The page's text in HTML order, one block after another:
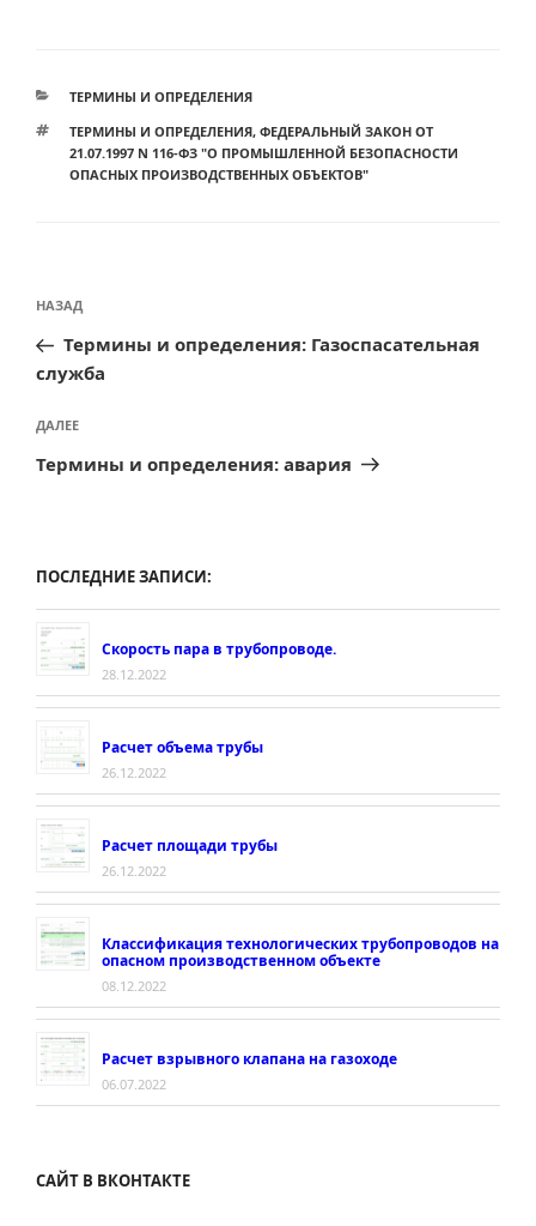
РУБРИКИ
ТЕРМИНЫ И ОПРЕДЕЛЕНИЯ
МЕТКИ
ТЕРМИНЫ И ОПРЕДЕЛЕНИЯ, ФЕДЕРАЛЬНЫЙ ЗАКОН ОТ
21.07.1997 N 116-ФЗ "О ПРОМЫШЛЕННОЙ БЕЗОПАСНОСТИ
ОПАСНЫХ ПРОИЗВОДСТВЕННЫХ ОБЪЕКТОВ"
Навигация
записям
Предыдущая
запись:
НАЗАД
Термины и определения: Газоспасательная
служба
Следующая
запись
ДАЛЕЕ
Термины и определения: авария
ПОСЛЕДНИЕ ЗАПИСИ:
Скорость пара в трубопроводе.
28.12.2022
Расчет объема трубы
26.12.2022
Расчет площади трубы
26.12.2022
Классификация технологических трубопроводов на
опасном производственном объекте
08.12.2022
Расчет взрывного клапана на газоходе
06.07.2022
САЙТ В ВКОНТАКТЕ